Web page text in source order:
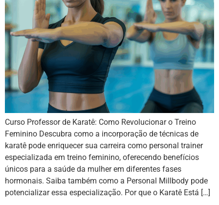
Curso Professor de Karatê: Como Revolucionar o Treino
Feminino Descubra como a incorporação de técnicas de
karatê pode enriquecer sua carreira como personal trainer
especializada em treino feminino, oferecendo benefícios
únicos para a saúde da mulher em diferentes fases
hormonais. Saiba também como a Personal Millbody pode
potencializar essa especialização. Por que o Karatê Está […]